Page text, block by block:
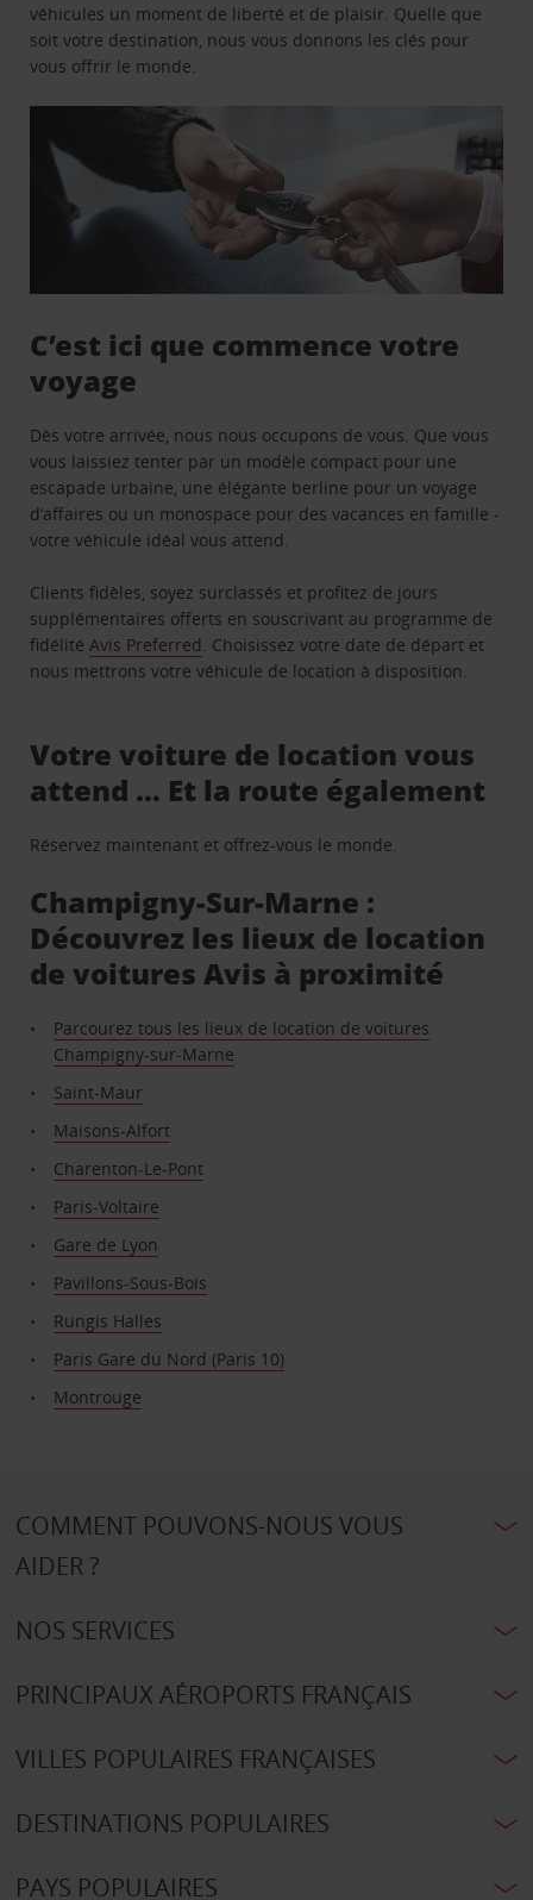
véhicules un moment de liberté et de plaisir. Quelle que
soit votre destination, nous vous donnons les clés pour
vous offrir le monde.
C’est ici que commence votre
voyage
Dès votre arrivée, nous nous occupons de vous. Que vous
vous laissiez tenter par un modèle compact pour une
escapade urbaine, une élégante berline pour un voyage
d’affaires ou un monospace pour des vacances en famille -
votre véhicule idéal vous attend.
Clients fidèles, soyez surclassés et profitez de jours
supplémentaires offerts en souscrivant au programme de
fidélitéAvis Preferred. Choisissez votre date de départ et
nous mettrons votre véhicule de location à disposition.
Votre voiture de location vous
attend … Et la route également
Réservez maintenant et offrez-vous le monde.
Champigny-Sur-Marne :
Découvrez les lieux de location
de voitures Avis à proximité
Parcourez tous les lieux de location de voitures
Champigny-sur-Marne
Saint-Maur
Maisons-Alfort
Charenton-Le-Pont
Paris-Voltaire
Gare de Lyon
Pavillons-Sous-Bois
Rungis Halles
Paris Gare du Nord (Paris 10)
Montrouge
COMMENT POUVONS-NOUS VOUS
AIDER ?
NOS SERVICES
PRINCIPAUX AÉROPORTS FRANÇAIS
VILLES POPULAIRES FRANÇAISES
DESTINATIONS POPULAIRES
PAYS POPULAIRES